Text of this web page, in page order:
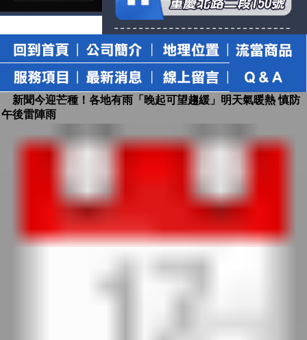
新聞今迎芒種！各地有雨「晚起可望趨緩」明天氣暖熱 慎防
午後雷陣雨